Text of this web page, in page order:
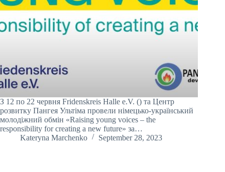
З 12 по 22 червня Fridenskreis Halle e.V. () та Центр
розвитку Пангея Ультіма провели німецько-український
молодіжний обмін «Raising young voices – the
responsibility for creating a new future» за…
Kateryna Marchenko
September 28, 2023